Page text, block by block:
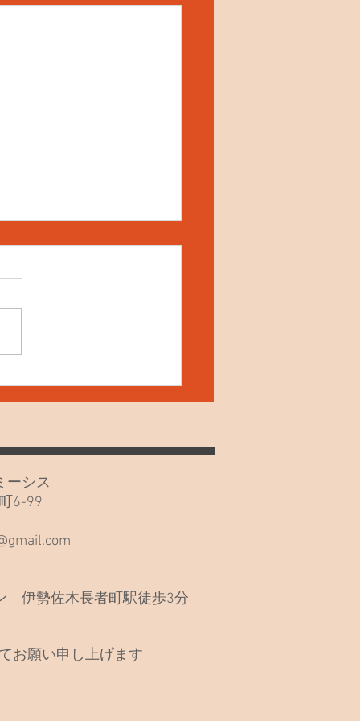
🙏
ーシス
6-99
伊勢佐木長者町駅徒歩3分
お願い申し上げます